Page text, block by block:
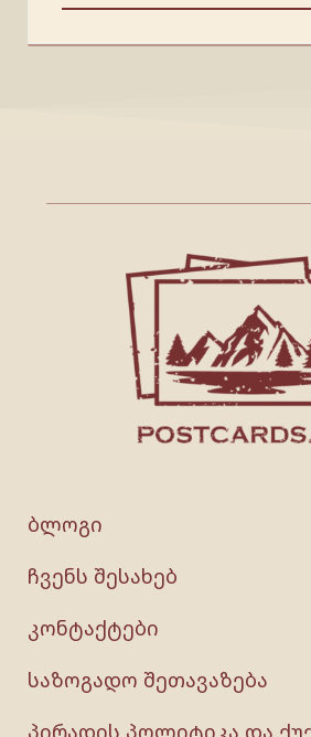
ბლოგი
ჩვენს შესახებ
კონტაქტები
საზოგადო შეთავაზება
პირადის პოლიტიკა და